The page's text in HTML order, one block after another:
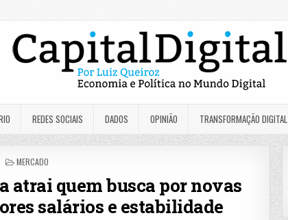
REDES SOCIAIS DADOS OPINIÃO TRANSFORMAÇÃO DIGITAL
POSTED
MERCADO
atrai quem busca por novas
salários e estabilidade